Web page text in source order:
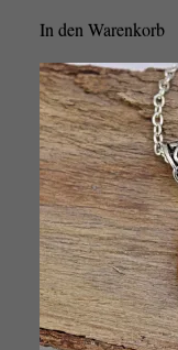
In den Warenkorb